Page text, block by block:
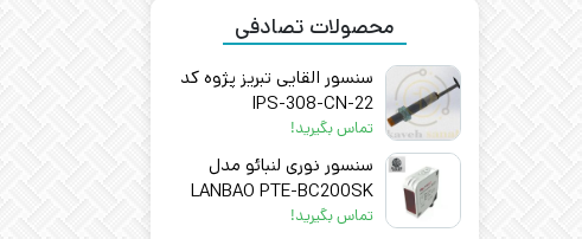
محصولات تصادفی
سنسور القایی تبریز پژوه کد
IPS-308-CN-22
تماس بگیرید!
سنسور نوری لنبائو مدل
LANBAO PTE-BC200SK
تماس بگیرید!